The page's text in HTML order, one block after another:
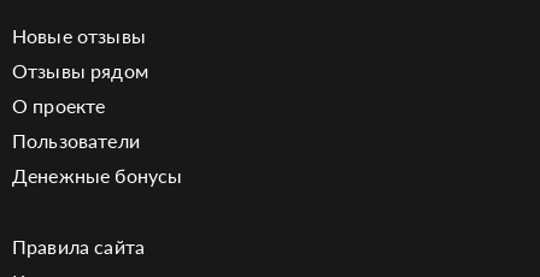
Новые отзывы
Отзывы рядом
О проекте
Пользователи
Денежные бонусы
Правила сайта